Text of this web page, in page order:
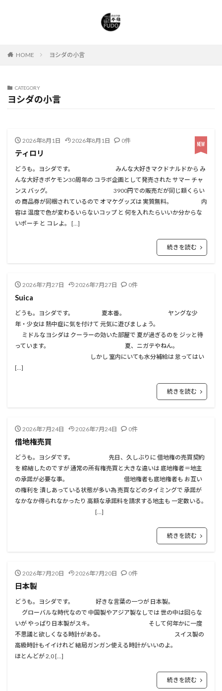
HOME ヨシダの小言
CATEGORY
ヨシダの小言
2026年8月1日 2026年8月1日 0件
ティロリ
どうも。ヨシダです。 みんな大好きマクドナルドから み
んな大好きポケモン30周年の コラボ企画として発売された サマー チャ
ンス バッグ。 3900円での販売だが同じ額くらい
の 商品券が同梱されているので オマケグッズは 実質無料。 内
容は 温度で色が変わるいらないコップ と 何を入れたらいいか分からな
いポーチ と コレよ。 […]
続きを読む
2026年7月27日 2026年7月27日 0件
Suica
どうも。ヨシダです。 夏本番。 ヤングな少
年・少女は 熱中症に気を付けて 元気に遊びましょう。
ミドルなヨシダは クーラーの効いた部屋で 夏が過ぎるのを ジッと待
っています。 夏、ニガテやねん。
しかし 室内にいても水分補給は 怠ってはい
[…]
続きを読む
2026年7月24日 2026年7月24日 0件
借地権売買
どうも。ヨシダです。 先日、久しぶりに 借地権の売買契約
を 締結したのですが 通常の所有権売買と大きな違いは 底地権者＝地主
の承諾が必要な事。 借地権者も底地権者も お互い
の権利を 潰しあっている状態が多い為 売買などのタイミングで 承諾が
なかなか得られなかったり 高額な承諾料を請求する地主も 一定数いる。
[…]
続きを読む
2026年7月20日 2026年7月20日 0件
日本製
どうも。ヨシダです。 好きな言葉の一つが 日本製。
グローバルな時代なので 中国製やアジア製なしでは 世の中は回らな
いが やっぱり日本製がスキ。 そして何年かに一度
不思議と欲しくなる時計がある。 スイス製の
高級時計もイイけれど 結局ガンガン使える時計がいいのよ。
ほとんどが 2,0 […]
続きを読む